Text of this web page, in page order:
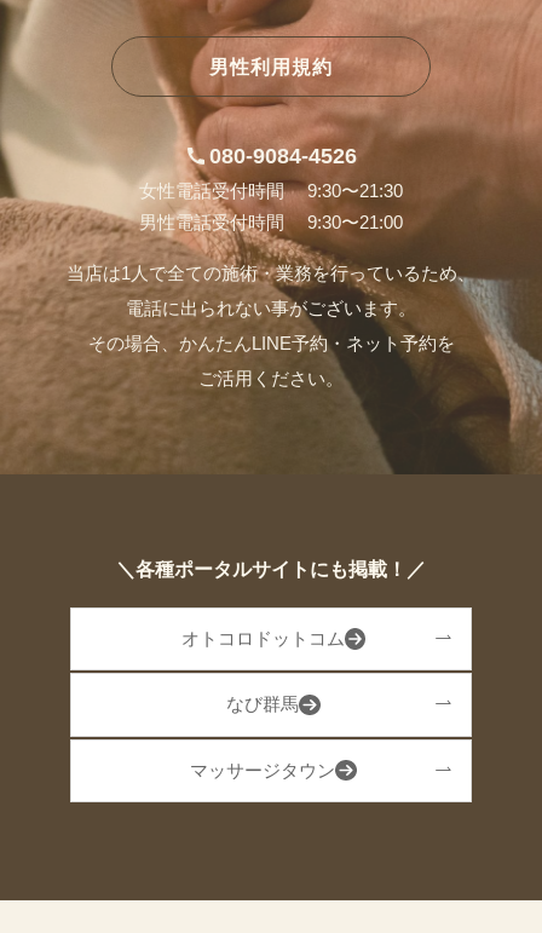
男性利用規約
080-9084-4526
女性電話受付時間 9:30〜21:30
男性電話受付時間 9:30〜21:00
当店は1人で全ての施術・業務を行っているため、
電話に出られない事がございます。
その場合、かんたんLINE予約・ネット予約を
ご活用ください。
＼各種ポータルサイトにも掲載！／
オトコロドットコム
なび群馬
マッサージタウン